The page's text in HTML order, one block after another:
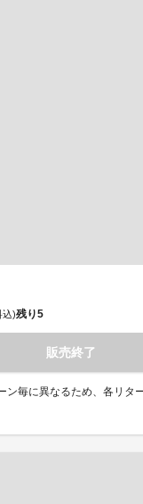
込)残り5
販売終了
ン毎に異なるため、各リタ